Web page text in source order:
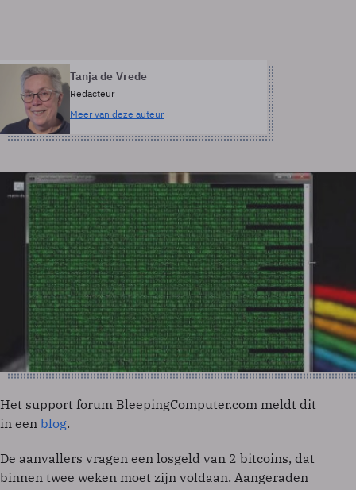
Tanja de Vrede
Redacteur
Meer van deze auteur
Het support forum BleepingComputer.com meldt dit
in een blog.
De aanvallers vragen een losgeld van 2 bitcoins, dat
binnen twee weken moet zijn voldaan. Aangeraden